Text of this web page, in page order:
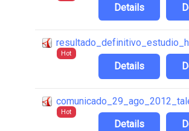
Details
Hot
Details
Hot
Details